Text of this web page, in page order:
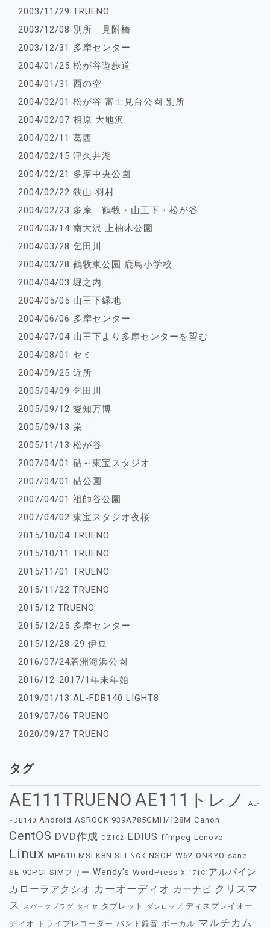
2003/11/29 TRUENO
2003/12/08 別所 見附橋
2003/12/31 多摩センター
2004/01/25 松が谷遊歩道
2004/01/31 西の空
2004/02/01 松が谷 富士見台公園 別所
2004/02/07 相原 大地沢
2004/02/11 葛西
2004/02/15 津久井湖
2004/02/21 多摩中央公園
2004/02/22 狭山 羽村
2004/02/23 多摩 鶴牧・山王下・松が谷
2004/03/14 南大沢 上柚木公園
2004/03/28 乞田川
2004/03/28 鶴牧東公園 鹿島小学校
2004/04/03 堀之内
2004/05/05 山王下緑地
2004/06/06 多摩センター
2004/07/04 山王下より多摩センターを望む
2004/08/01 セミ
2004/09/25 近所
2005/04/09 乞田川
2005/09/12 愛知万博
2005/09/13 栄
2005/11/13 松が谷
2007/04/01 砧～東宝スタジオ
2007/04/01 砧公園
2007/04/01 祖師谷公園
2007/04/02 東宝スタジオ夜桜
2015/10/04 TRUENO
2015/10/11 TRUENO
2015/11/01 TRUENO
2015/11/22 TRUENO
2015/12 TRUENO
2015/12/25 多摩センター
2015/12/28-29 伊豆
2016/07/24若洲海浜公園
2016/12-2017/1年末年始
2019/01/13 AL-FDB140 LIGHT8
2019/07/06 TRUENO
2020/09/27 TRUENO
タグ
AE111TRUENO AE111トレノ AL-
FDB140 Android ASROCK 939A785GMH/128M Canon
CentOS DVD作成 DZ102 EDIUS ffmpeg Lenovo
Linux MP610 MSI K8N SLI NGK NSCP-W62 ONKYO sane
SE-90PCI SIMフリー Wendy's WordPress X-171C アルパイン
カローラアクシオ カーオーディオ カーナビ クリスマ
ス
スパークプラグ タイヤ タブレット ダンロップ ディスプレイオー
ディオ
ドライブレコーダー バンド録音 ボーカル マルチカム